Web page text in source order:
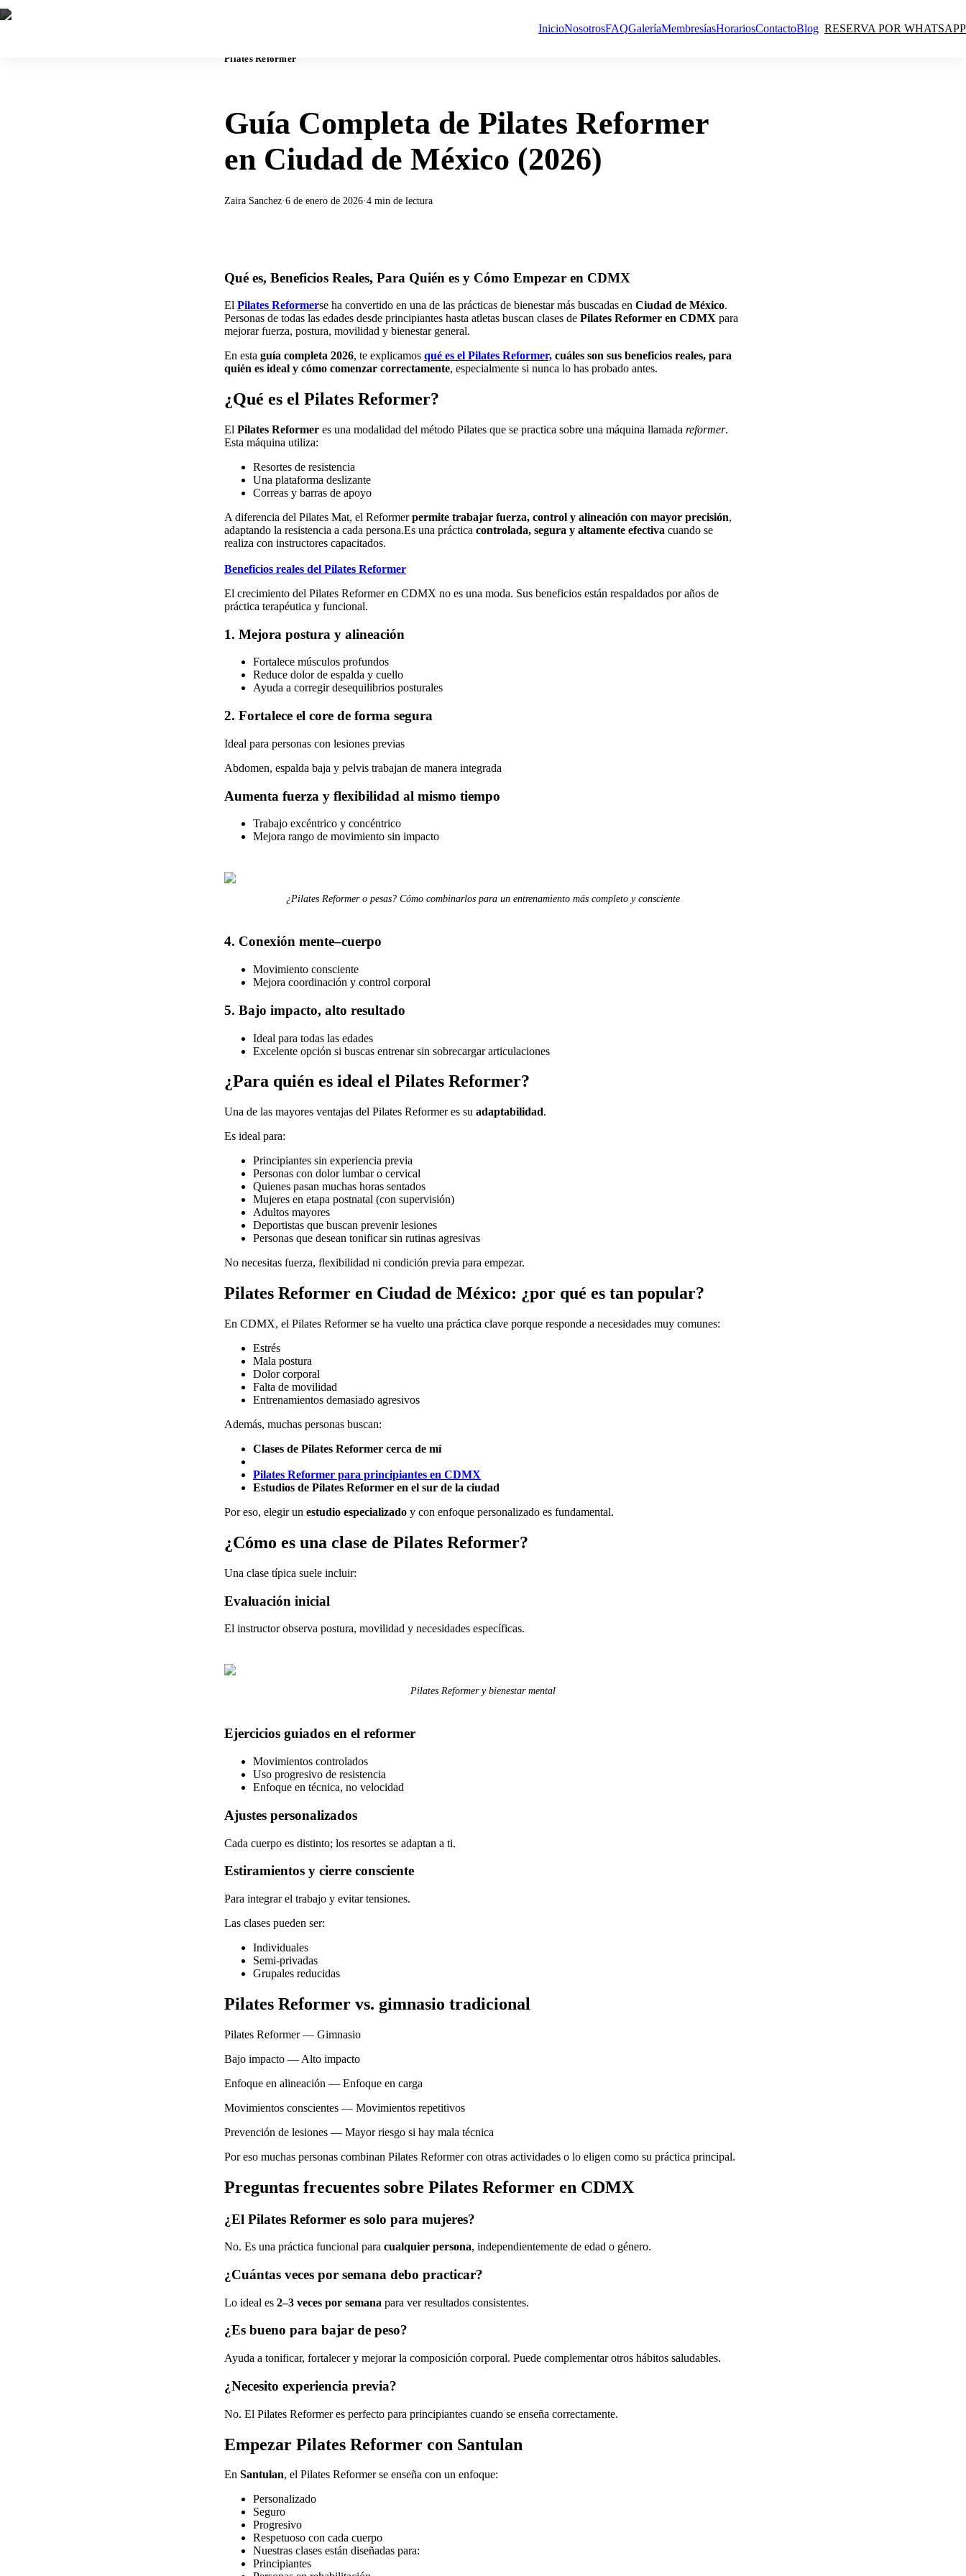
InicioNosotrosFAQGaleríaMembresíasHorariosContactoBlog RESERVA POR WHATSAPP
Pilates Reformer
Guía Completa de Pilates Reformer
en Ciudad de México (2026)
Zaira Sanchez·6 de enero de 2026·4 min de lectura
Qué es, Beneficios Reales, Para Quién es y Cómo Empezar en CDMX
El Pilates Reformerse ha convertido en una de las prácticas de bienestar más buscadas en Ciudad de México.
Personas de todas las edades desde principiantes hasta atletas buscan clases de Pilates Reformer en CDMX para
mejorar fuerza, postura, movilidad y bienestar general.
En esta guía completa 2026, te explicamos qué es el Pilates Reformer, cuáles son sus beneficios reales, para
quién es ideal y cómo comenzar correctamente, especialmente si nunca lo has probado antes.
¿Qué es el Pilates Reformer?
El Pilates Reformer es una modalidad del método Pilates que se practica sobre una máquina llamada reformer.
Esta máquina utiliza:
Resortes de resistencia
Una plataforma deslizante
Correas y barras de apoyo
A diferencia del Pilates Mat, el Reformerpermite trabajar fuerza, control y alineación con mayor precisión,
adaptando la resistencia a cada persona.Es una práctica controlada, segura y altamente efectiva cuando se
realiza con instructores capacitados.
Beneficios reales del Pilates Reformer
El crecimiento del Pilates Reformer en CDMX no es una moda. Sus beneficios están respaldados por años de
práctica terapéutica y funcional.
1. Mejora postura y alineación
Fortalece músculos profundos
Reduce dolor de espalda y cuello
Ayuda a corregir desequilibrios posturales
2. Fortalece el core de forma segura
Ideal para personas con lesiones previas
Abdomen, espalda baja y pelvis trabajan de manera integrada
Aumenta fuerza y flexibilidad al mismo tiempo
Trabajo excéntrico y concéntrico
Mejora rango de movimiento sin impacto
¿Pilates Reformer o pesas? Cómo combinarlos para un entrenamiento más completo y consciente
4. Conexión mente–cuerpo
Movimiento consciente
Mejora coordinación y control corporal
5. Bajo impacto, alto resultado
Ideal para todas las edades
Excelente opción si buscas entrenar sin sobrecargar articulaciones
¿Para quién es ideal el Pilates Reformer?
Una de las mayores ventajas del Pilates Reformer es su adaptabilidad.
Es ideal para:
Principiantes sin experiencia previa
Personas con dolor lumbar o cervical
Quienes pasan muchas horas sentados
Mujeres en etapa postnatal (con supervisión)
Adultos mayores
Deportistas que buscan prevenir lesiones
Personas que desean tonificar sin rutinas agresivas
No necesitas fuerza, flexibilidad ni condición previa para empezar.
Pilates Reformer en Ciudad de México: ¿por qué es tan popular?
En CDMX, el Pilates Reformer se ha vuelto una práctica clave porque responde a necesidades muy comunes:
Estrés
Mala postura
Dolor corporal
Falta de movilidad
Entrenamientos demasiado agresivos
Además, muchas personas buscan:
Clases de Pilates Reformer cerca de mí
Pilates Reformer para principiantes en CDMX
Estudios de Pilates Reformer en el sur de la ciudad
Por eso, elegir un estudio especializado y con enfoque personalizado es fundamental.
¿Cómo es una clase de Pilates Reformer?
Una clase típica suele incluir:
Evaluación inicial
El instructor observa postura, movilidad y necesidades específicas.
Pilates Reformer y bienestar mental
Ejercicios guiados en el reformer
Movimientos controlados
Uso progresivo de resistencia
Enfoque en técnica, no velocidad
Ajustes personalizados
Cada cuerpo es distinto; los resortes se adaptan a ti.
Estiramientos y cierre consciente
Para integrar el trabajo y evitar tensiones.
Las clases pueden ser:
Individuales
Semi-privadas
Grupales reducidas
Pilates Reformer vs. gimnasio tradicional
Pilates Reformer — Gimnasio
Bajo impacto — Alto impacto
Enfoque en alineación — Enfoque en carga
Movimientos conscientes — Movimientos repetitivos
Prevención de lesiones — Mayor riesgo si hay mala técnica
Por eso muchas personas combinan Pilates Reformer con otras actividades o lo eligen como su práctica principal.
Preguntas frecuentes sobre Pilates Reformer en CDMX
¿El Pilates Reformer es solo para mujeres?
No. Es una práctica funcional para cualquier persona, independientemente de edad o género.
¿Cuántas veces por semana debo practicar?
Lo ideal es 2–3 veces por semana para ver resultados consistentes.
¿Es bueno para bajar de peso?
Ayuda a tonificar, fortalecer y mejorar la composición corporal. Puede complementar otros hábitos saludables.
¿Necesito experiencia previa?
No. El Pilates Reformer es perfecto para principiantes cuando se enseña correctamente.
Empezar Pilates Reformer con Santulan
En Santulan, el Pilates Reformer se enseña con un enfoque:
Personalizado
Seguro
Progresivo
Respetuoso con cada cuerpo
Nuestras clases están diseñadas para:
Principiantes